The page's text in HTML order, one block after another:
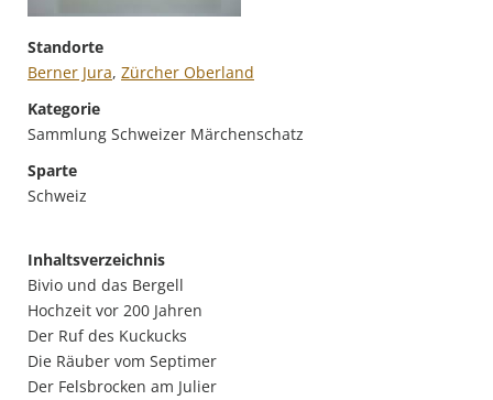
Standorte
Berner Jura, Zürcher Oberland
Kategorie
Sammlung Schweizer Märchenschatz
Sparte
Schweiz
Inhaltsverzeichnis
Bivio und das Bergell
Hochzeit vor 200 Jahren
Der Ruf des Kuckucks
Die Räuber vom Septimer
Der Felsbrocken am Julier